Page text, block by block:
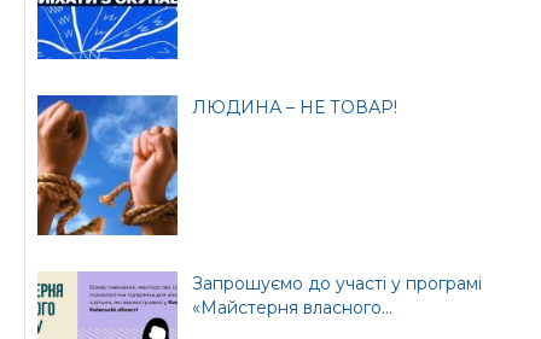
ЛЮДИНА – НЕ ТОВАР!
Запрошуємо до участі у програмі
«Майстерня власного...
Офіційний веб-сайт